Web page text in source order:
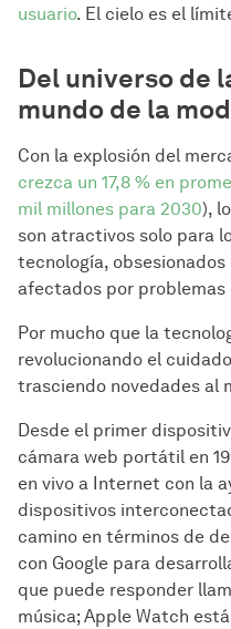
usuario. El cielo es el
Del universo de
mundo de la
Con la explosión del
crezca un 17,8 % en
mil millones para 2030),
son atractivos solo para
tecnología,
afectados por problemas
Por mucho que la
revolucionando el
trasciendo novedades al
Desde el primer
cámara web portátil en
en vivo a Internet con la
dispositivos
camino en términos de
con Google para
que puede responder
música; Apple Watch está